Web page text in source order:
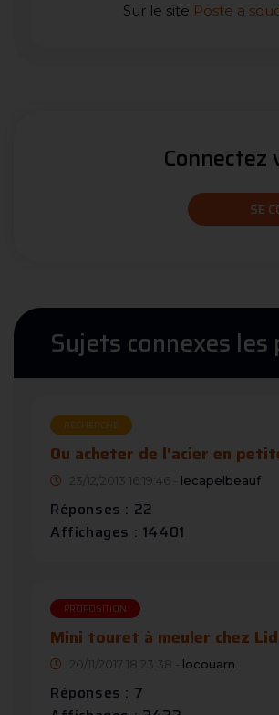
Sur le site Poste a
Connectez
SE
Sujets connexes
RECHERCHE
Ou acheter de l'acier en
23/12/2013 16:19:46 - lecapelbeauf
Réponses : 22
Affichages : 14401
PROPOSITION
Mini touret à meuler chez
20/11/2017 18:23:38 - locouarn
Réponses : 7